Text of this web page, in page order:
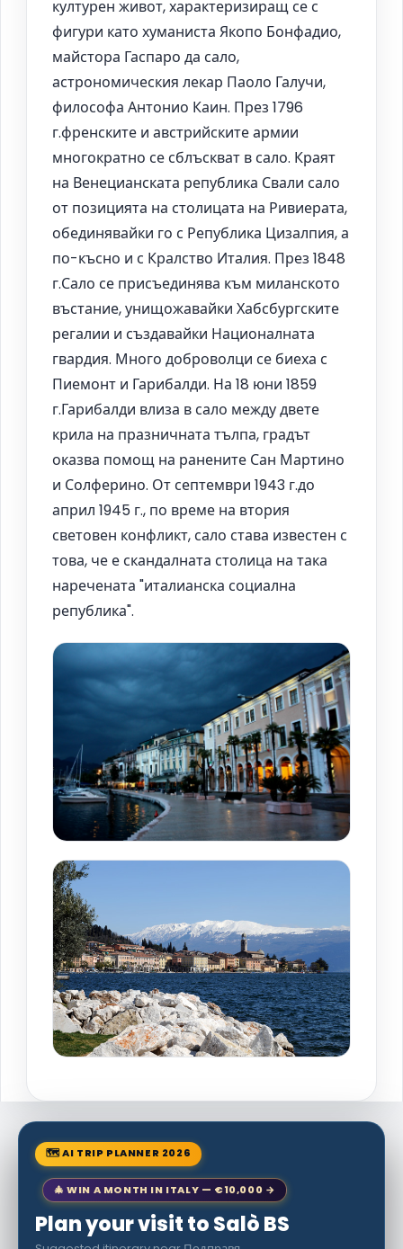
културен живот, характеризиращ се с
фигури като хуманиста Якопо Бонфадио,
майстора Гаспаро да сало,
астрономическия лекар Паоло Галучи,
философа Антонио Каин. През 1796
г.френските и австрийските армии
многократно се сблъскват в сало. Краят
на Венецианската република Свали сало
от позицията на столицата на Ривиерата,
обединявайки го с Република Цизалпия, а
по-късно и с Кралство Италия. През 1848
г.Сало се присъединява към миланското
въстание, унищожавайки Хабсбургските
регалии и създавайки Националната
гвардия. Много доброволци се биеха с
Пиемонт и Гарибалди. На 18 юни 1859
г.Гарибалди влиза в сало между двете
крила на празничната тълпа, градът
оказва помощ на ранените Сан Мартино
и Солферино. От септември 1943 г.до
април 1945 г., по време на втория
световен конфликт, сало става известен с
това, че е скандалната столица на така
наречената "италианска социална
република".
🗺 AI TRIP PLANNER 2026
🎄 WIN A MONTH IN ITALY — €10,000 →
Plan your visit to Salò BS